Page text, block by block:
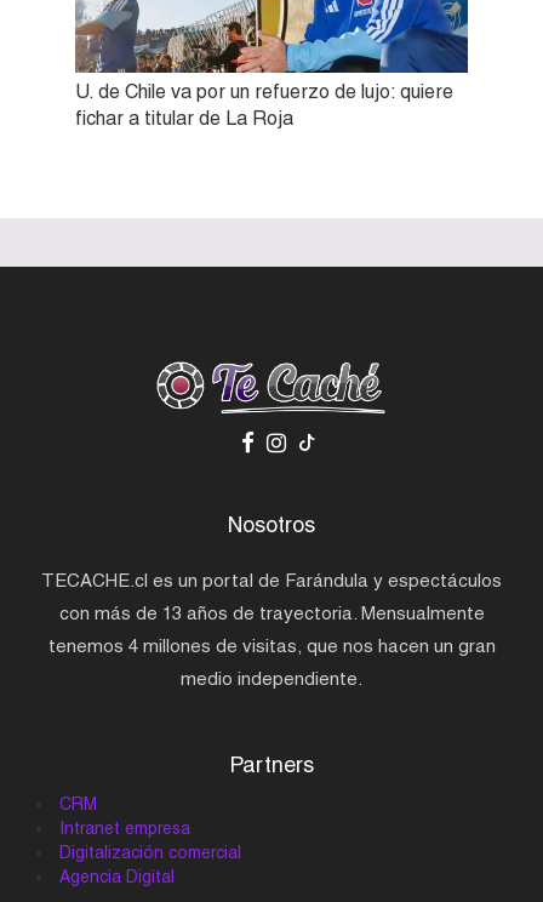
U. de Chile va por un refuerzo de lujo: quiere
fichar a titular de La Roja
Nosotros
TECACHE.cl es un portal de Farándula y espectáculos
con más de 13 años de trayectoria. Mensualmente
tenemos 4 millones de visitas, que nos hacen un gran
medio independiente.
Partners
CRM
Intranet empresa
Digitalización comercial
Agencia Digital